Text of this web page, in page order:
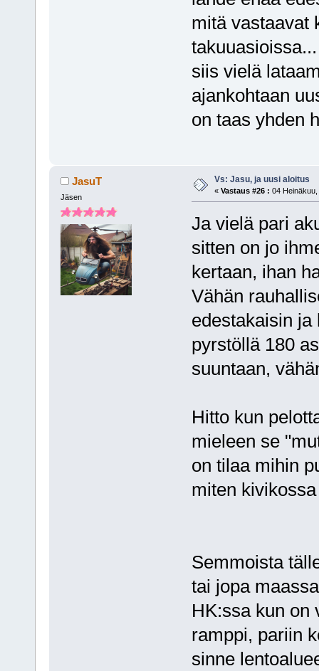
mitä vastaavat
siis vielä
ajankohtaan
on taas yhden
JasuT
Jäsen
Vs: Jasu, ja uusi aloitus
« Vastaus #26 : 04
Ja vielä pari
sitten on jo
kertaan, ihan
Vähän
edestakaisin
pyrstöllä 180
suuntaan,
Hitto kun
mieleen se
on tilaa mihin
miten
Semmoista
tai jopa
HK:ssa kun on
ramppi, pariin
sinne